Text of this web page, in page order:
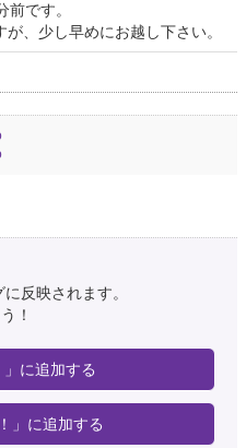
前です。
、少し早めにお越し下さい。
反映されます。
！
」に追加する
」に追加する